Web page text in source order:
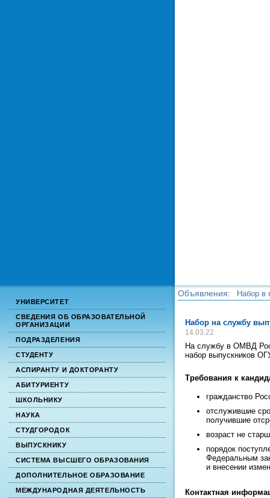
УНИВЕРСИТЕТ
СВЕДЕНИЯ ОБ ОБРАЗОВАТЕЛЬНОЙ
ОРГАНИЗАЦИИ
ПОДРАЗДЕЛЕНИЯ
СТУДЕНТУ
АСПИРАНТУ И ДОКТОРАНТУ
АБИТУРИЕНТУ
ШКОЛЬНИКУ
НАУКА
СТУДГОРОДОК
ВЫПУСКНИКУ
СИСТЕМА ВЫСШЕГО ОБРАЗОВАНИЯ
ДОПОЛНИТЕЛЬНОЕ ОБРАЗОВАНИЕ
МЕЖДУНАРОДНАЯ ДЕЯТЕЛЬНОСТЬ
Объявления:
Набор в
Набор на службу
14.03.22
На службу в ОМВД
набор выпускников
Требования к
гражданство
отслужившие
получившие
возраст не
порядок
Федеральным
и внесении
Контактная